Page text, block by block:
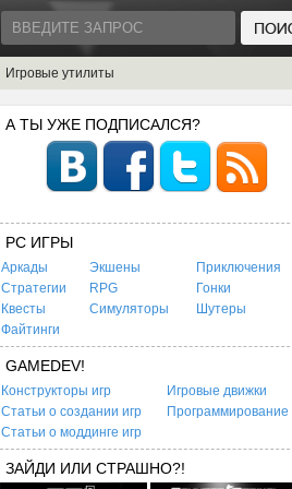
Игровые утилиты
А ТЫ УЖЕ ПОДПИСАЛСЯ?
PC ИГРЫ
Аркады Экшены
Приключения
Стратегии
RPG
Гонки
Квесты
Симуляторы
Шутеры
Файтинги
GAMEDEV!
Конструкторы игр
Игровые движки
Статьи о создании игр
Программирование
Статьи о моддинге игр
ЗАЙДИ ИЛИ СТРАШНО?!